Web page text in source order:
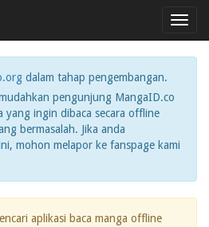
dalam tahap pengembangan.
pengunjung MangaID.co
ingin dibaca secara offline
bermasalah. Jika anda
mohon melapor ke fanspage kami
aplikasi baca manga offline